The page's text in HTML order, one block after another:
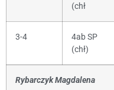
(chł
3-4
4ab SP
(chł)
Rybarczyk Magdalena